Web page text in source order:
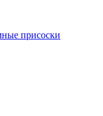
присоски